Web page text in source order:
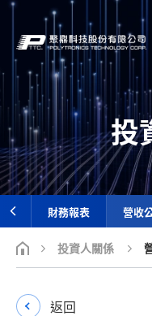
投
財務報表 營收
投資人關係
返回